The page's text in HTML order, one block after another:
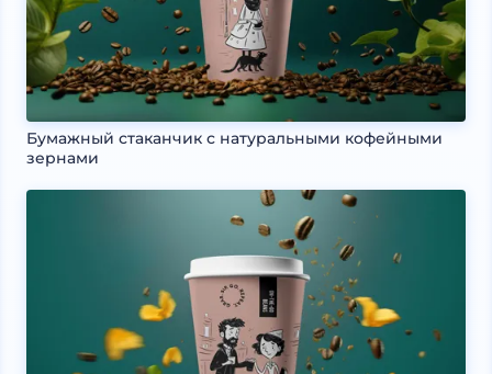
Бумажный стаканчик с натуральными кофейными
зернами